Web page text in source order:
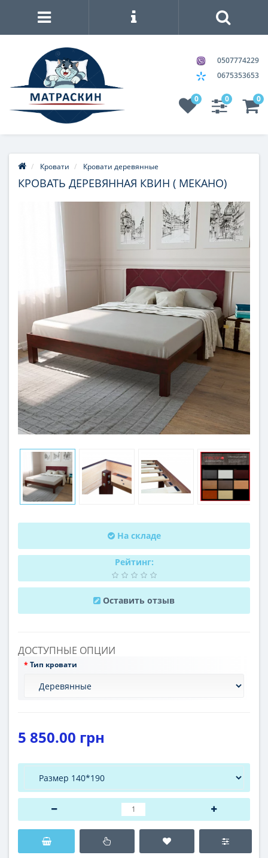
0507774229
0675353653
0 0 0
Кровати Кровати деревянные
КРОВАТЬ ДЕРЕВЯННАЯ КВИН ( МЕКАНО)
На складе
Рейтинг:
Оставить отзыв
ДОСТУПНЫЕ ОПЦИИ
Тип кровати
5 850.00 грн